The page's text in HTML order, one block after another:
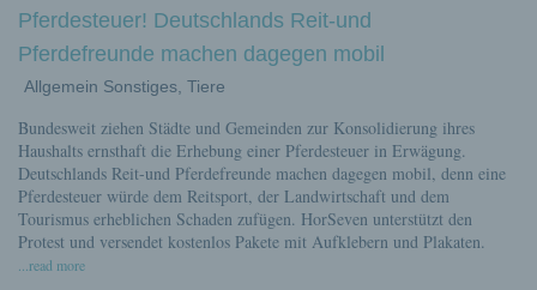
Pferdesteuer! Deutschlands Reit-und
Pferdefreunde machen dagegen mobil
Allgemein Sonstiges, Tiere
Bundesweit ziehen Städte und Gemeinden zur Konsolidierung ihres
Haushalts ernsthaft die Erhebung einer Pferdesteuer in Erwägung.
Deutschlands Reit-und Pferdefreunde machen dagegen mobil, denn eine
Pferdesteuer würde dem Reitsport, der Landwirtschaft und dem
Tourismus erheblichen Schaden zufügen. HorSeven unterstützt den
Protest und versendet kostenlos Pakete mit Aufklebern und Plakaten.
...read more